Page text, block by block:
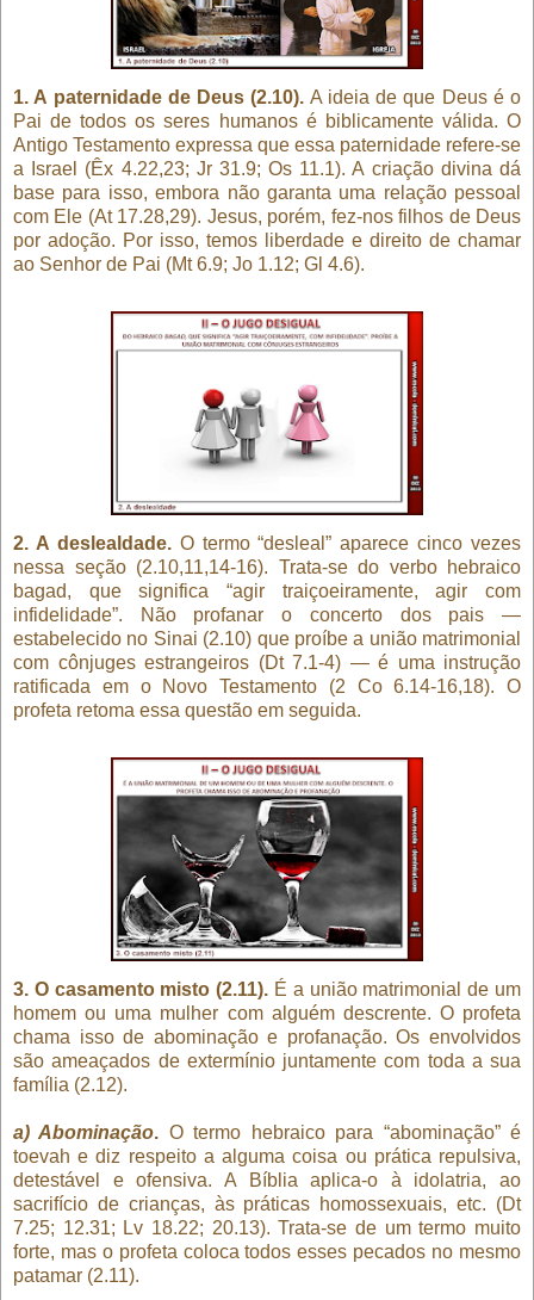
1. A paternidade de Deus (2.10). A ideia de que Deus é o
Pai de todos os seres humanos é biblicamente válida. O
Antigo Testamento expressa que essa paternidade refere-se
a Israel (Êx 4.22,23; Jr 31.9; Os 11.1). A criação divina dá
base para isso, embora não garanta uma relação pessoal
com Ele (At 17.28,29). Jesus, porém, fez-nos filhos de Deus
por adoção. Por isso, temos liberdade e direito de chamar
ao Senhor de Pai (Mt 6.9; Jo 1.12; Gl 4.6).
2. A deslealdade.O termo “desleal” aparece cinco vezes
nessa seção (2.10,11,14-16). Trata-se do verbo hebraico
bagad, que significa “agir traiçoeiramente, agir com
infidelidade”. Não profanar o concerto dos pais —
estabelecido no Sinai (2.10) que proíbe a união matrimonial
com cônjuges estrangeiros (Dt 7.1-4) — é uma instrução
ratificada em o Novo Testamento (2 Co 6.14-16,18). O
profeta retoma essa questão em seguida.
3. O casamento misto (2.11). É a união matrimonial de um
homem ou uma mulher com alguém descrente. O profeta
chama isso de abominação e profanação. Os envolvidos
são ameaçados de extermínio juntamente com toda a sua
família (2.12).
a) Abominação. O termo hebraico para “abominação” é
toevah e diz respeito a alguma coisa ou prática repulsiva,
detestável e ofensiva. A Bíblia aplica-o à idolatria, ao
sacrifício de crianças, às práticas homossexuais, etc. (Dt
7.25; 12.31; Lv 18.22; 20.13). Trata-se de um termo muito
forte, mas o profeta coloca todos esses pecados no mesmo
patamar (2.11).